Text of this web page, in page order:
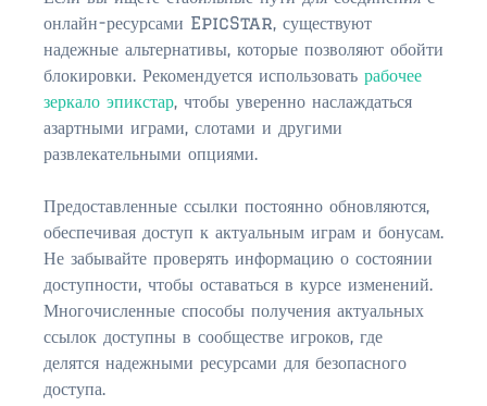
$350,000 – $500,000
$750,000 – $1,000,000
$2,000,000 and up
ST AUGUSTINE
$150,000 and under
$150,000 – $350,000
$350,000 – $500,000
онлайн-ресурсами EpicStar, существуют
надежные альтернативы, которые позволяют обойти
блокировки. Рекомендуется использовать рабочее
зеркало эпикстар, чтобы уверенно наслаждаться
азартными играми, слотами и другими
развлекательными опциями.
Предоставленные ссылки постоянно обновляются,
обеспечивая доступ к актуальным играм и бонусам.
Не забывайте проверять информацию о состоянии
доступности, чтобы оставаться в курсе изменений.
Многочисленные способы получения актуальных
ссылок доступны в сообществе игроков, где
делятся надежными ресурсами для безопасного
доступа.